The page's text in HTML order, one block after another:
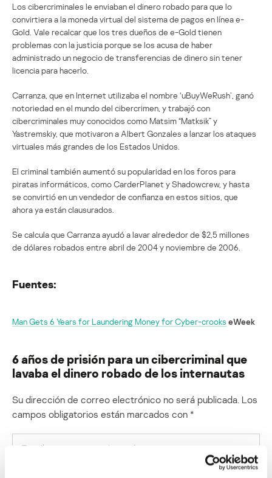
Los cibercriminales le enviaban el dinero robado para que lo
convirtiera a la moneda virtual del sistema de pagos en línea e-
Gold. Vale recalcar que los tres dueños de e-Gold tienen
problemas con la justicia porque se los acusa de haber
administrado un negocio de transferencias de dinero sin tener
licencia para hacerlo.
Carranza, que en Internet utilizaba el nombre ‘uBuyWeRush’, ganó
notoriedad en el mundo del cibercrimen, y trabajó con
cibercriminales muy conocidos como Matsim “Matksik” y
Yastremskiy, que motivaron a Albert Gonzales a lanzar los ataques
virtuales más grandes de los Estados Unidos.
El criminal también aumentó su popularidad en los foros para
piratas informáticos, como CarderPlanet y Shadowcrew, y hasta
se convirtió en un vendedor de confianza en estos sitios, que
ahora ya están clausurados.
Se calcula que Carranza ayudó a lavar alrededor de $2,5 millones
de dólares robados entre abril de 2004 y noviembre de 2006.
Fuentes:
Man Gets 6 Years for Laundering Money for Cyber-crooks eWeek
6 años de prisión para un cibercriminal que
lavaba el dinero robado de los internautas
Su dirección de correo electrónico no será publicada. Los
campos obligatorios están marcados con *